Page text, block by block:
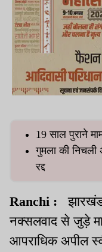
19 साल पुराने
गुमला की
रद्द
Ranchi :झारखंड
नक्सलवाद से जुड़े
आपराधिक अपील